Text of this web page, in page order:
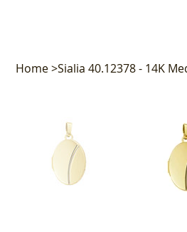
Home>Sialia 40.12378 - 14K